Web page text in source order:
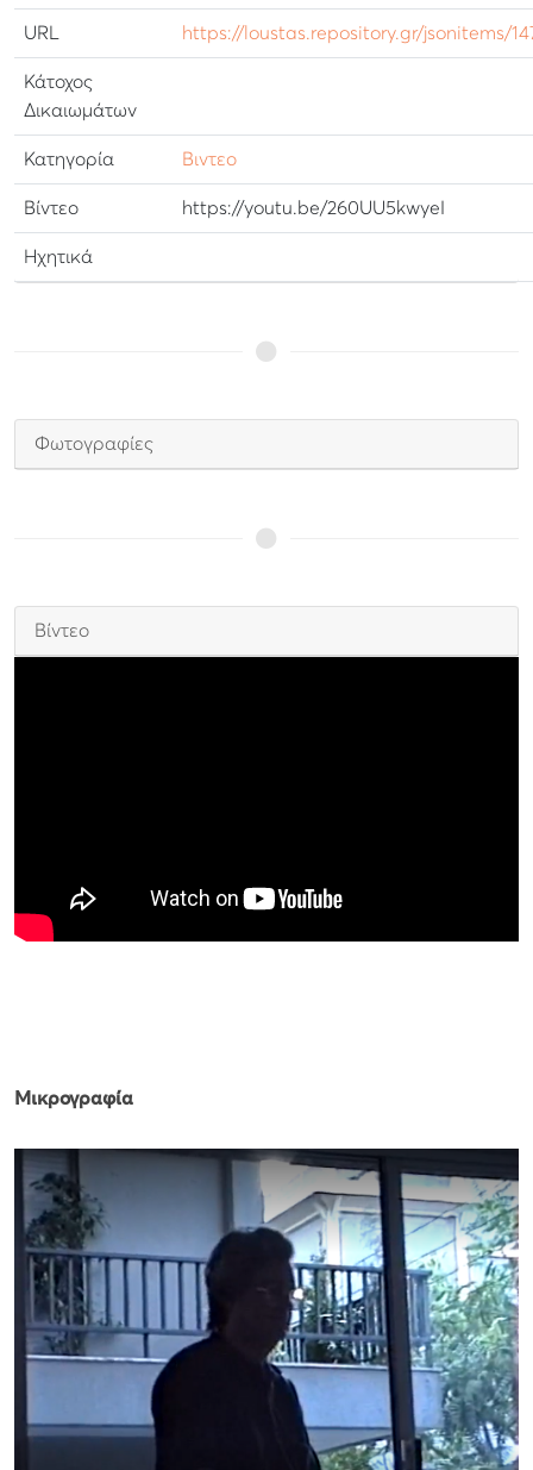
URL https://loustas.repository.gr/jsonitems/
Κάτοχος
Δικαιωμάτων
Κατηγορία Βιντεο
Βίντεο https://youtu.be/260UU5kwyeI
Ηχητικά
Φωτογραφίες
Βίντεο
Μικρογραφία